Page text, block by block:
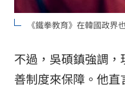
《鐵拳教育》在韓國政界
不過，吳碩鎮強調
善制度來保障。他直